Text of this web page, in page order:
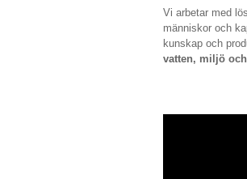
Vi arbetar med
människor och
kunskap och
vatten, miljö